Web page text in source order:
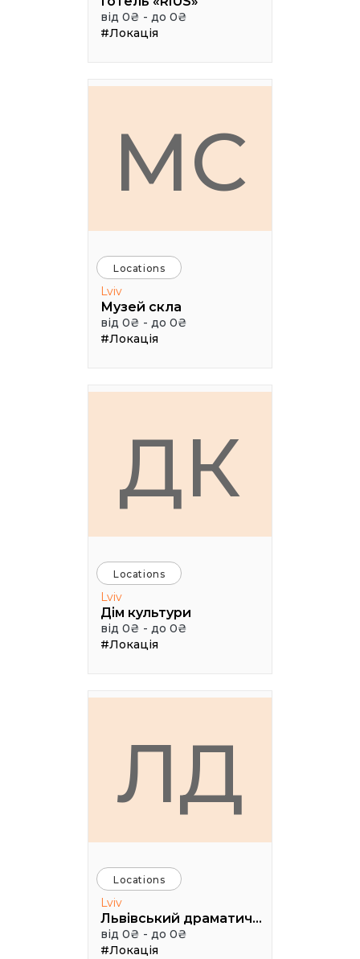
від 0₴ - до 0₴
#Локація
МС
Locations
Lviv
Музей скла
від 0₴ - до 0₴
#Локація
ДК
Locations
Lviv
Дім культури
від 0₴ - до 0₴
#Локація
ЛД
Locations
Lviv
Львівський драматичний театр ім. Лесі Українки
від 0₴ - до 0₴
#Локація